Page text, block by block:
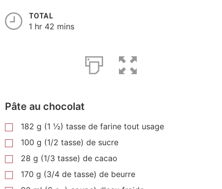
TOTAL
1 hr 42 mins
Pâte au chocolat
182 g (1 ½) tasse de farine tout usage
100 g (1/2 tasse) de sucre
28 g (1/3 tasse) de cacao
170 g (3/4 de tasse) de beurre